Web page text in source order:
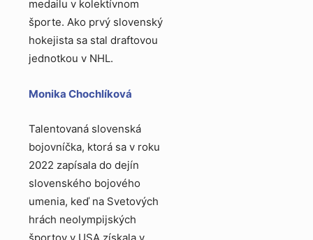
medailu v kolektívnom
športe. Ako prvý slovenský
hokejista sa stal draftovou
jednotkou v NHL.
Monika Chochlíková
Talentovaná slovenská
bojovníčka, ktorá sa v roku
2022 zapísala do dejín
slovenského bojového
umenia, keď na Svetových
hrách neolympijských
športov v USA získala v